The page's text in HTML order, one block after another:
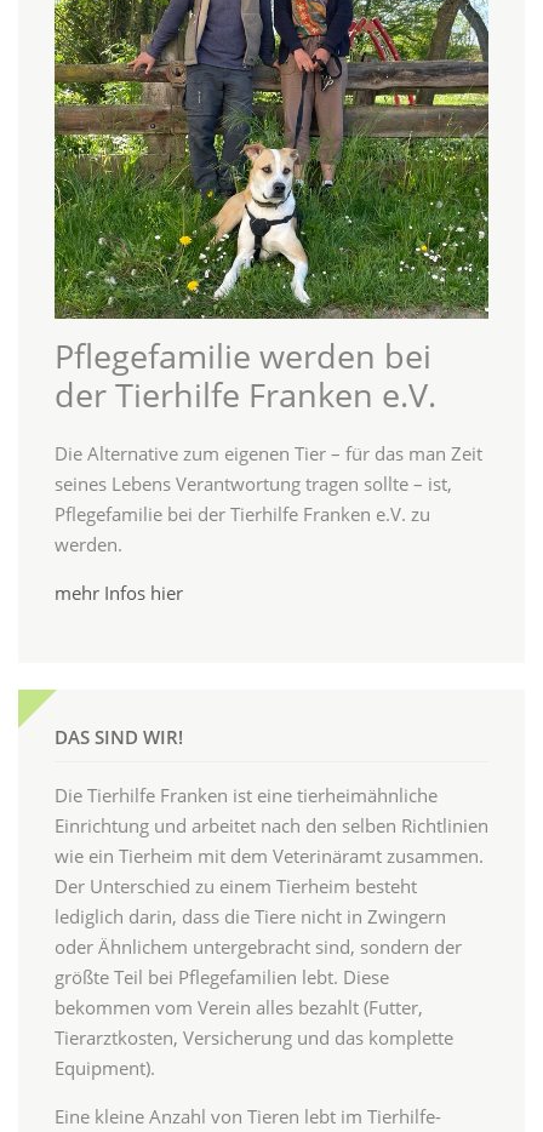
Pflegefamilie werden bei
der Tierhilfe Franken e.V.
Die Alternative zum eigenen Tier – für das man Zeit
seines Lebens Verantwortung tragen sollte – ist,
Pflegefamilie bei der Tierhilfe Franken e.V. zu
werden.
mehr Infos hier
DAS SIND WIR!
Die Tierhilfe Franken ist eine tierheimähnliche
Einrichtung und arbeitet nach den selben Richtlinien
wie ein Tierheim mit dem Veterinäramt zusammen.
Der Unterschied zu einem Tierheim besteht
lediglich darin, dass die Tiere nicht in Zwingern
oder Ähnlichem untergebracht sind, sondern der
größte Teil bei Pflegefamilien lebt. Diese
bekommen vom Verein alles bezahlt (Futter,
Tierarztkosten, Versicherung und das komplette
Equipment).
Eine kleine Anzahl von Tieren lebt im Tierhilfe-